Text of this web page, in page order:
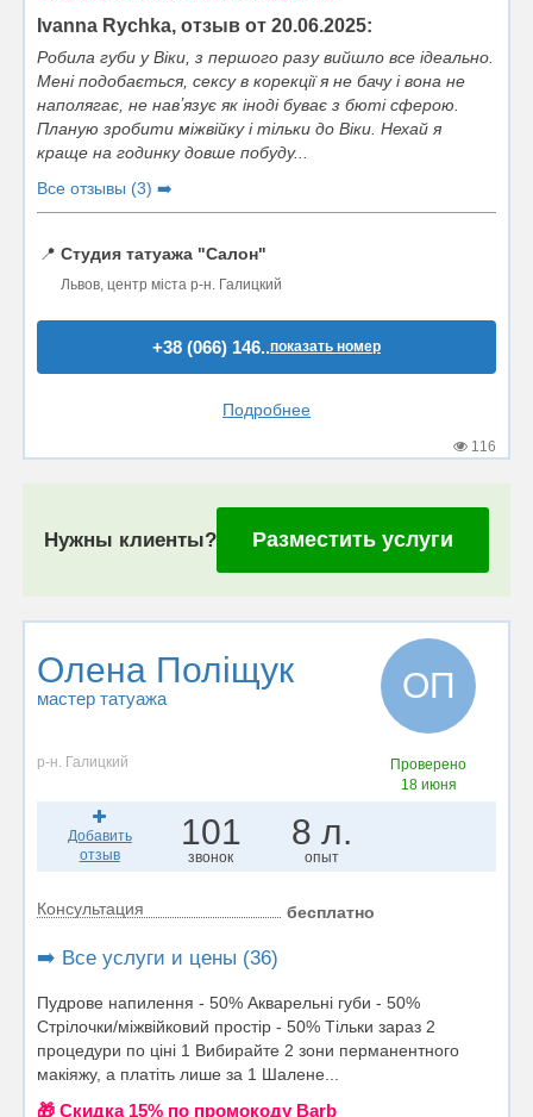
Ivanna Rychka, отзыв от 20.06.2025:
Робила губи у Віки, з першого разу вийшло все ідеально.
Мені подобається, сексу в корекції я не бачу і вона не
наполягає, не навʼязує як іноді буває з бюті сферою.
Планую зробити міжвійку і тільки до Віки. Нехай я
краще на годинку довше побуду...
Все отзывы (3) ➡️
📍 Студия татуажа "Салон"
Львов, центр міста р-н. Галицкий
+38 (066) 146..показать номер
Подробнее
116
Нужны клиенты? Разместить услуги
Олена Поліщук
мастер татуажа ОП
р-н. Галицкий
Проверено
18 июня
Добавить
отзыв
101
звонок
8 л.
опыт
Консультация бесплатно
➡️ Все услуги и цены (36)
Пудрове напилення - 50% Акварельні губи - 50%
Стрілочки/міжвійковий простір - 50% Тільки зараз 2
процедури по ціні 1 Вибирайте 2 зони перманентного
макіяжу, а платіть лише за 1 Шалене...
🎁 Cкидка 15% по промокоду Barb